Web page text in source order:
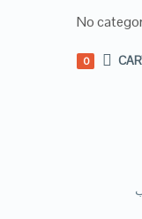
No
0